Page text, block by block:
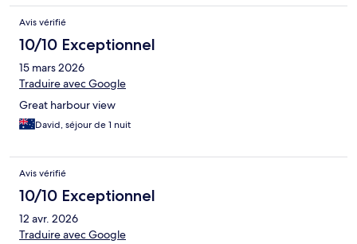
Avis vérifié
10/10 Exceptionnel
15 mars 2026
Traduire avec Google
Great harbour view
David, séjour de 1 nuit
Avis vérifié
10/10 Exceptionnel
12 avr. 2026
Traduire avec Google